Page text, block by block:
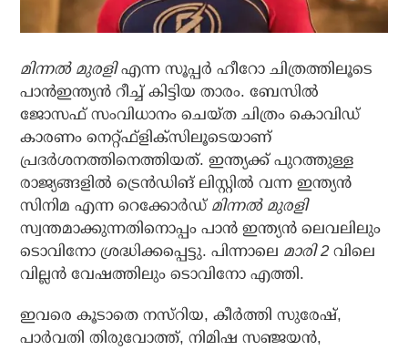
മിന്നല്‍ മുരളിഎന്ന സൂപ്പര്‍ ഹീറോ ചിത്രത്തിലൂടെ
പാന്‍ഇന്ത്യന്‍ റീച്ച് കിട്ടിയ താരം. ബേസിൽ
ജോസഫ് സംവിധാനം ചെയ്ത ചിത്രം കൊവിഡ്
കാരണം നെറ്റ്ഫ്‌ളിക്‌സിലൂടെയാണ്
പ്രദര്‍ശനത്തിനെത്തിയത്. ഇന്ത്യക്ക് പുറത്തുള്ള
രാജ്യങ്ങളില്‍ ട്രെന്‍ഡിങ് ലിസ്റ്റില്‍ വന്ന ഇന്ത്യന്‍
സിനിമ എന്ന റെക്കോര്‍ഡ് മിന്നല്‍ മുരളി
സ്വന്തമാക്കുന്നതിനൊപ്പം പാന്‍ ഇന്ത്യന്‍ ലെവലിലും
ടൊവിനോ ശ്രദ്ധിക്കപ്പെട്ടു. പിന്നാലെ മാരി 2വിലെ
വില്ലന്‍ വേഷത്തിലും ടൊവിനോ എത്തി.
ഇവരെ കൂടാതെ നസ്‌റിയ, കീര്‍ത്തി സുരേഷ്,
പാര്‍വതി തിരുവോത്ത്, നിമിഷ സഞ്ജയന്‍,